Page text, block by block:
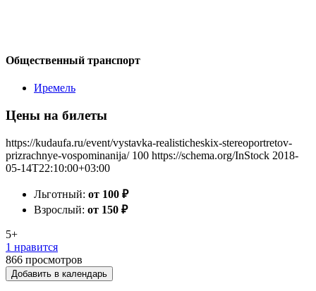
Общественный транспорт
Иремель
Цены на билеты
https://kudaufa.ru/event/vystavka-realisticheskix-stereoportretov-
prizrachnye-vospominanija/ 100 https://schema.org/InStock 2018-
05-14T22:10:00+03:00
Льготный: от 100 ₽
Взрослый: от 150 ₽
5+
1 нравится
866 просмотров
Добавить в календарь